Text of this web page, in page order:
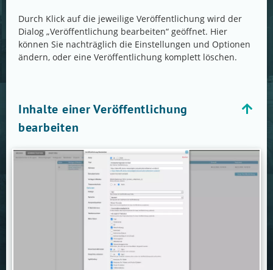
Durch Klick auf die jeweilige Veröffentlichung wird der
Dialog „Veröffentlichung bearbeiten“ geöffnet. Hier
können Sie nachträglich die Einstellungen und Optionen
ändern, oder eine Veröffentlichung komplett löschen.
Inhalte einer Veröffentlichung
bearbeiten